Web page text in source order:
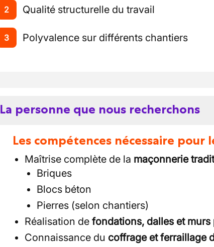
2 Qualité structurelle du travail
3 Polyvalence sur différents chantiers
La personne que nous recherchons
Les compétences nécessaire pour
Maîtrise complète de la maçonnerie
Briques
Blocs béton
Pierres (selon chantiers)
Réalisation de fondations, dalles et murs
Connaissance du coffrage et ferraillage